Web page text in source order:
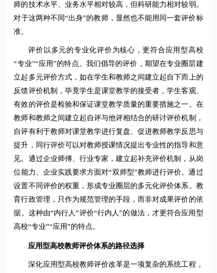
师的技术水平、业务水平相对较高，但科研能力相对较弱。
对于这两种不同“出身”的教师，显然也不能用同一套评价标
准。
评价以多元的专业化评价为核心，更符合应用型高校
“专业”“应用”的特点。我们倡导的评价，期望在专业圈层建
立起多元评价方式，如在学生和教师之间建立起自下而上的
反馈评价机制，毕竟学生是课堂教学的接受者，学生客观、
有效的评价是检验和保证课堂教学质量的重要措施之一。在
教师和教师之间建立起自评与他评相结合的研讨评价机制，
自评有利于教师对课堂教学进行复盘、促进教师教学反思与
提升，同行评价可以对教师授课情况提出专业性的指导和意
见。通过企业师傅、行业专家，建立起补充评价机制，从岗
位能力、企业实践要求方面对“双师型”教师进行评价。通过
设置不同评价的权重，形成专业圈层的多元化评价体系。教
育行政管理，只作为规范管理的手段，而非对成果评价的依
据。这种由“内行人”评价“行内人”的做法，才更符合应用型
高校“专业”“应用”的特点。
应用型高校教师评价体系的路径选择
深化应用型高校教师评价改革是一项复杂的系统工程，